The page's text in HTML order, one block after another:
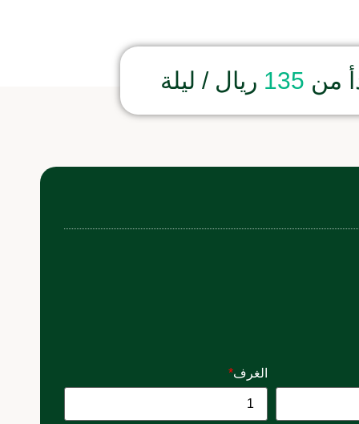
من 135 ريال / ليلة
الغرف*